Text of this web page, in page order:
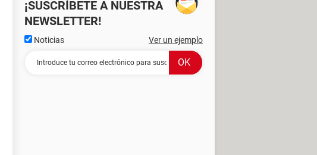
¡SUSCRÍBETE A NUESTRA
NEWSLETTER!
Noticias Ver un ejemplo